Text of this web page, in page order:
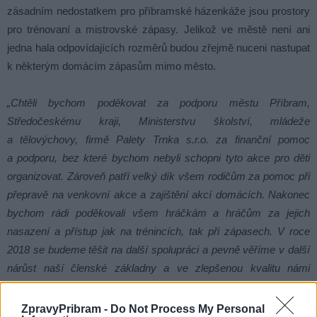
ZpravyPribram - Do Not Process My Personal
zásadním nedostatkem pro příbramské házenkáže jsou prostory
pro trénovaní a mistrovské zápasy. Jelikož ve městě není ani
jedna hala odpovídajících rozměrů budou zřejmě nuceni nastupat
k některým domácím zápasům mimo město.
„Chtěli bychom poděkovat za podporu městu Příbram,
Středočeskému kraji, Ministerstvu školství, mládeže
a tělovýchovy, firmě Palety Trnka s.r.o. za finanční pomoc
a podporu, bez které bychom nebyli schopni tyto akce pro děti
organizovat. Zároveň patří velký dík všem rodičům za pomoc při
přepravě na venkovní akce a zajištění akcí domácích. Nakonec
bychom rádi poděkovali všem hráčkám a hráčům za jejich
nasazení a přístup jak na trénincích, tak při zápasech. V roce
2018 se budeme těšit na další spolupráci a pevně věříme v další
nárůst naší členské základny a ve zlepšenou kvalitu námi
předváděné hry“